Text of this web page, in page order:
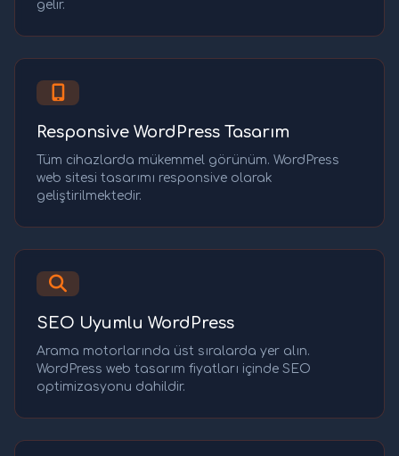
gelir.
Responsive WordPress Tasarım
Tüm cihazlarda mükemmel görünüm. WordPress
web sitesi tasarımı responsive olarak
geliştirilmektedir.
SEO Uyumlu WordPress
Arama motorlarında üst sıralarda yer alın.
WordPress web tasarım fiyatları içinde SEO
optimizasyonu dahildir.